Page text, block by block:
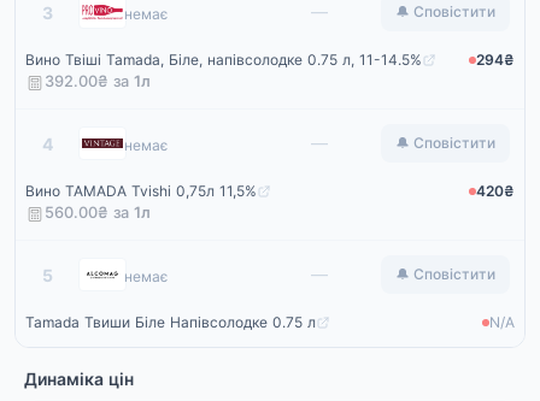
3 ProVino
немає — 🔔 Сповістити
Вино Твіші Tamada, Біле, напівсолодке 0.75 л, 11-14.5%
294₴
392.00₴ за 1л
4 Vintage
немає — 🔔 Сповістити
Вино TAMADA Tvishi 0,75л 11,5%
420₴
560.00₴ за 1л
5 Alcomag
немає — 🔔 Сповістити
Tamada Твиши Біле Напівсолодке 0.75 л N/A
Динаміка цін